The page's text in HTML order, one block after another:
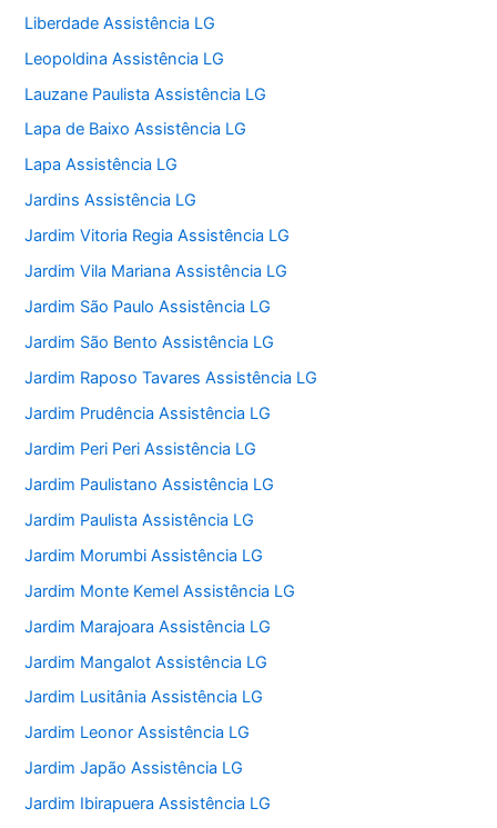
Liberdade Assistência LG
Leopoldina Assistência LG
Lauzane Paulista Assistência LG
Lapa de Baixo Assistência LG
Lapa Assistência LG
Jardins Assistência LG
Jardim Vitoria Regia Assistência LG
Jardim Vila Mariana Assistência LG
Jardim São Paulo Assistência LG
Jardim São Bento Assistência LG
Jardim Raposo Tavares Assistência LG
Jardim Prudência Assistência LG
Jardim Peri Peri Assistência LG
Jardim Paulistano Assistência LG
Jardim Paulista Assistência LG
Jardim Morumbi Assistência LG
Jardim Monte Kemel Assistência LG
Jardim Marajoara Assistência LG
Jardim Mangalot Assistência LG
Jardim Lusitânia Assistência LG
Jardim Leonor Assistência LG
Jardim Japão Assistência LG
Jardim Ibirapuera Assistência LG